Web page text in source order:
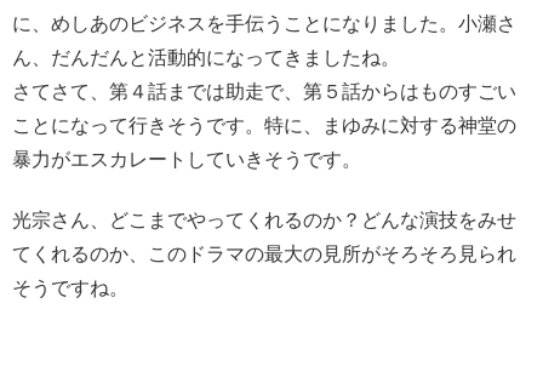
に、めしあのビジネスを手伝うことになりました。小瀬さ
ん、だんだんと活動的になってきましたね。
さてさて、第４話までは助走で、第５話からはものすごい
ことになって行きそうです。特に、まゆみに対する神堂の
暴力がエスカレートしていきそうです。
光宗さん、どこまでやってくれるのか？どんな演技をみせ
てくれるのか、このドラマの最大の見所がそろそろ見られ
そうですね。